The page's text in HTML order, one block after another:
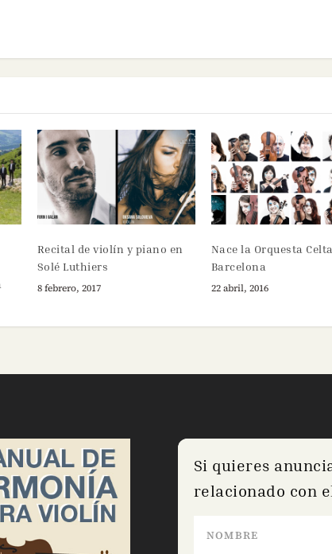
Recital de violín y piano en
Solé Luthiers
8 febrero, 2017
Nace la Orquesta
Barcelona
22 abril, 2016
Si quieres
relacionado con